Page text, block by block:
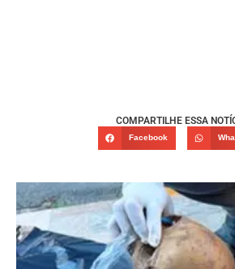
COMPARTILHE ESSA
Facebook